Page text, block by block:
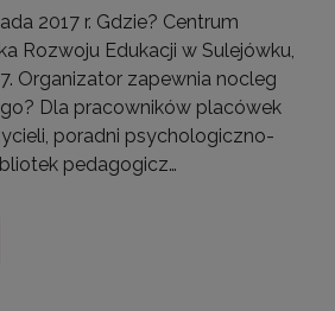
2017 r. Gdzie? Centrum
Rozwoju Edukacji w Sulejówku,
Organizator zapewnia nocleg
Dla pracowników placówek
poradni psychologiczno-
pedagogicz…